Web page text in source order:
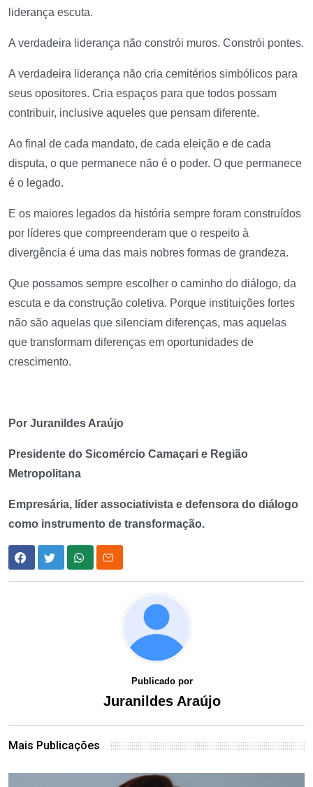
liderança escuta.
A verdadeira liderança não constrói muros. Constrói pontes.
A verdadeira liderança não cria cemitérios simbólicos para
seus opositores. Cria espaços para que todos possam
contribuir, inclusive aqueles que pensam diferente.
Ao final de cada mandato, de cada eleição e de cada
disputa, o que permanece não é o poder. O que permanece
é o legado.
E os maiores legados da história sempre foram construídos
por líderes que compreenderam que o respeito à
divergência é uma das mais nobres formas de grandeza.
Que possamos sempre escolher o caminho do diálogo, da
escuta e da construção coletiva. Porque instituições fortes
não são aquelas que silenciam diferenças, mas aquelas
que transformam diferenças em oportunidades de
crescimento.
Por Juranildes Araújo
Presidente do Sicomércio Camaçari e Região
Metropolitana
Empresária, líder associativista e defensora do diálogo
como instrumento de transformação.
Publicado por
Juranildes Araújo
Mais Publicações